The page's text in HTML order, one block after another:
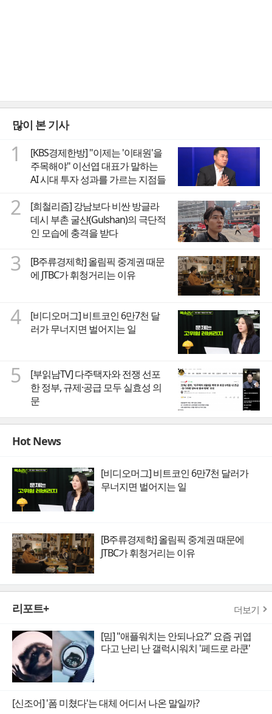
많이 본 기사
1
[KBS경제한방] "이제는 '이태원'을
주목해야" 이선엽 대표가 말하는
AI 시대 투자 성과를 가르는 지점들
2
[희철리즘] 강남보다 비싼 방글라
데시 부촌 굴샨(Gulshan)의 극단적
인 모습에 충격을 받다
3
[B주류경제학] 올림픽 중계권 때문
에 JTBC가 휘청거리는 이유
4
[비디오머그] 비트코인 6만7천 달
러가 무너지면 벌어지는 일
5
[부읽남TV] 다주택자와 전쟁 선포
한 정부, 규제·공급 모두 실효성 의
문
Hot News
[비디오머그] 비트코인 6만7천 달러가
무너지면 벌어지는 일
[B주류경제학] 올림픽 중계권 때문에
JTBC가 휘청거리는 이유
리포트+ 더보기
[밈] "애플워치는 안되나요?" 요즘 귀엽
다고 난리 난 갤럭시워치 '페드로 라쿤'
[신조어] '폼 미쳤다'는 대체 어디서 나온 말일까?